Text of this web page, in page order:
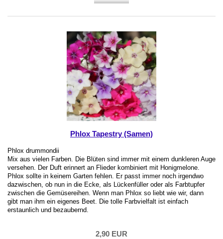
Phlox Tapestry (Samen)
Phlox drummondii
Mix aus vielen Farben. Die Blüten sind immer mit einem dunkleren Auge
versehen. Der Duft erinnert an Flieder kombiniert mit Honigmelone.
Phlox sollte in keinem Garten fehlen. Er passt immer noch irgendwo
dazwischen, ob nun in die Ecke, als Lückenfüller oder als Farbtupfer
zwischen die Gemüsereihen. Wenn man Phlox so liebt wie wir, dann
gibt man ihm ein eigenes Beet. Die tolle Farbvielfalt ist einfach
erstaunlich und bezaubernd.
2,90 EUR